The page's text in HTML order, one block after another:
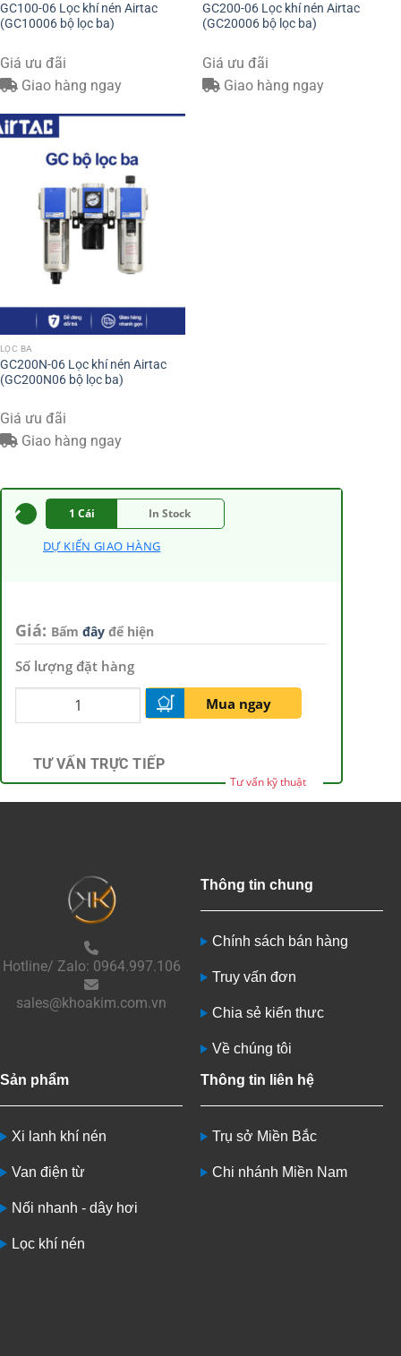
GC100-06 Lọc khí nén Airtac
(GC10006 bộ lọc ba)
Giá ưu đãi
Giao hàng ngay
GC200-06 Lọc khí nén Airtac
(GC20006 bộ lọc ba)
Giá ưu đãi
Giao hàng ngay
LỌC BA
GC200N-06 Lọc khí nén Airtac
(GC200N06 bộ lọc ba)
Giá ưu đãi
Giao hàng ngay
1 Cái In Stock
DỰ KIẾN GIAO HÀNG
Giá: Bấm đây để hiện
Số lượng đặt hàng
Mua ngay
TƯ VẤN TRỰC TIẾP
Tư vấn kỹ thuật
Hotline/ Zalo: 0964.997.106
sales@khoakim.com.vn
Thông tin chung
Chính sách bán hàng
Truy vấn đơn
Chia sẻ kiến thưc
Về chúng tôi
Sản phẩm
Xi lanh khí nén
Van điện từ
Nối nhanh - dây hơi
Lọc khí nén
Thông tin liên hệ
Trụ sở Miền Bắc
Chi nhánh Miền Nam